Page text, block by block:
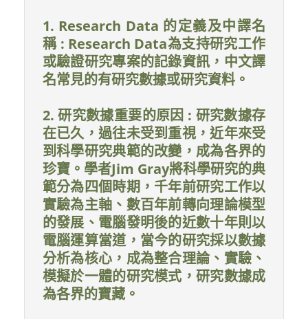
1. Research Data 的定義及中譯名
稱 : Research Data為支持研究工作
或驗證研究專案的記錄資訊，中文譯
名常見的有研究數據或研究資料。
2. 研究數據重要的原因 : 研究數據存
在已久，過往未受到重視，近年來受
到科學研究典範的改變，成為各界的
珍寶。學者Jim Gray將科學研究的典
範分為四個時期，千年前研究工作以
實驗為主軸、數百年前轉向理論模型
的發展、電腦發明後的近數十年則以
電腦運算當道，當今的研究採以數據
分析為核心，成為整合理論、實驗、
模擬於一體的研究模式，研究數據成
為各界的寶藏。